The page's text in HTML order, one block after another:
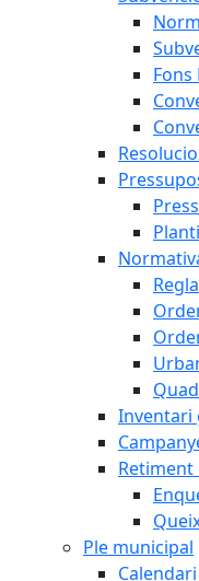
Inventari
Retiment
Ple municipal